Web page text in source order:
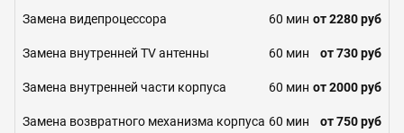
Замена видепроцессора 60 мин от 2280 руб
Замена внутренней TV антенны 60 мин от 730 руб
Замена внутренней части корпуса 60 мин от 2000 руб
Замена возвратного механизма корпуса 60 мин от 750 руб